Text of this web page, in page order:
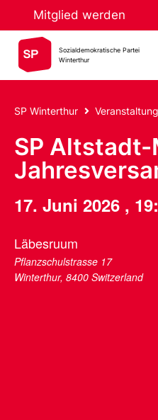
Mitglied werden
Sozialdemokratische Partei
Winterthur
SP Winterthur
SP
17. Juni 2026 ,
Läbesruum
Pflanzschulstrasse 17
Winterthur, 8400 Switzerland